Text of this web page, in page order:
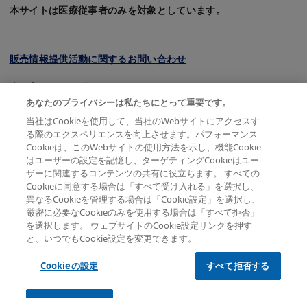
本サイトは医療従事者のみを対象としています。
販売情報提供活動に関するお問い合わせ
クッキーについて
プライバシーポリシー
利用規約
会員規約
サイトマップ
© 2026 Novartis Pharma K.K. All rights reserved except
where indicated
あなたのプライバシーは私たちにとって重要です。
当社はCookieを使用して、当社のWebサイトにアクセスす
る際のエクスペリエンスを向上させます。パフォーマンス
Cookieは、このWebサイトの使用方法を示し、機能Cookie
はユーザーの設定を記憶し、ターゲティングCookieはユー
ザーに関連するコンテンツの共有に役立ちます。 すべての
Cookieに同意する場合は「すべて受け入れる」を選択し、
異なるCookieを管理する場合は「Cookie設定」を選択し、
厳密に必要なCookieのみを使用する場合は「すべて拒否」
を選択します。 ウェブサイトのCookie設定リンクを押す
と、いつでもCookie設定を変更できます。
Cookieの設定 すべて拒否する